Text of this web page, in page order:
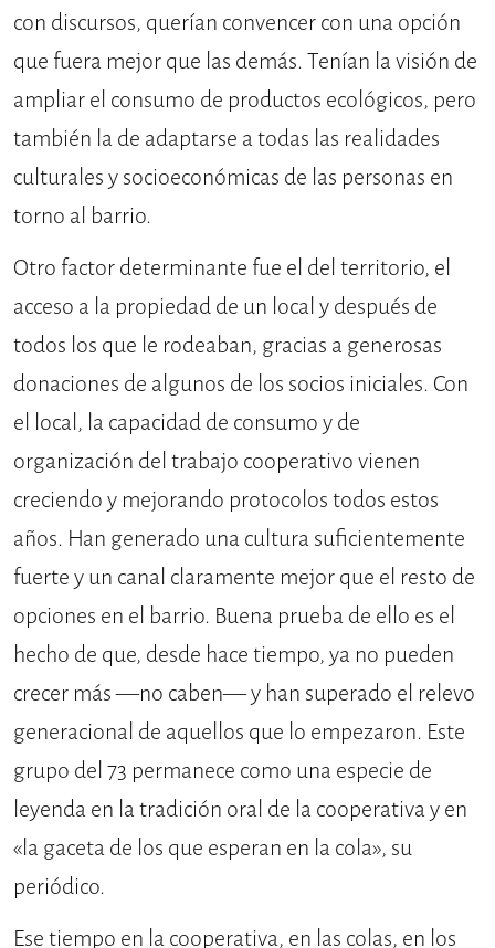
con discursos, querían convencer con una opción
que fuera mejor que las demás. Tenían la visión de
ampliar el consumo de productos ecológicos, pero
también la de adaptarse a todas las realidades
culturales y socioeconómicas de las personas en
torno al barrio.
Otro factor determinante fue el del territorio, el
acceso a la propiedad de un local y después de
todos los que le rodeaban, gracias a generosas
donaciones de algunos de los socios iniciales. Con
el local, la capacidad de consumo y de
organización del trabajo cooperativo vienen
creciendo y mejorando protocolos todos estos
años. Han generado una cultura suficientemente
fuerte y un canal claramente mejor que el resto de
opciones en el barrio. Buena prueba de ello es el
hecho de que, desde hace tiempo, ya no pueden
crecer más —no caben— y han superado el relevo
generacional de aquellos que lo empezaron. Este
grupo del 73 permanece como una especie de
leyenda en la tradición oral de la cooperativa y en
«la gaceta de los que esperan en la cola», su
periódico.
Ese tiempo en la cooperativa, en las colas, en los